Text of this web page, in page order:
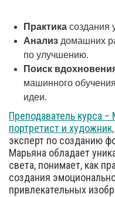
Практика создания
Анализ домашних
по улучшению.
Поиск
машинного
идеи.
Преподаватель курса
портретист и художник,
эксперт по созданию
Марьяна обладает
света, понимает, как
создания
привлекательных